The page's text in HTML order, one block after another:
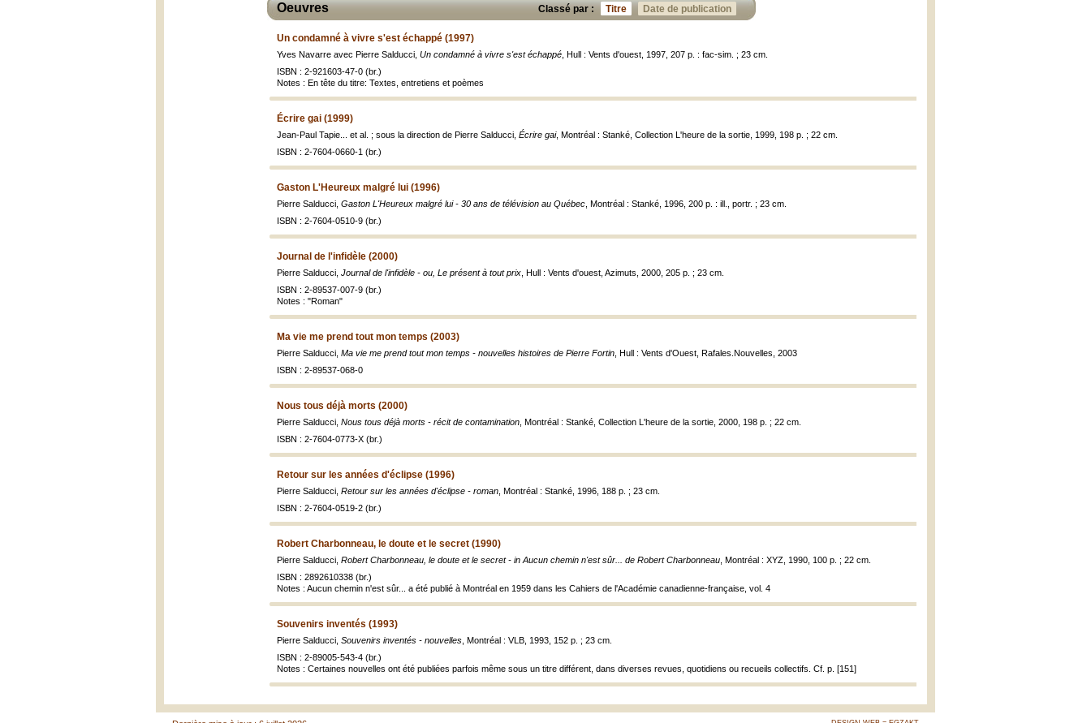
Classé par : Titre Date de publication
Oeuvres
Un condamné à vivre s'est échappé (1997)
Yves Navarre avec Pierre Salducci, Un condamné à vivre s'est échappé , Hull : Vents d'ouest, 1997, 207 p. : fac-sim. ; 23 cm.
ISBN : 2-921603-47-0 (br.)
Notes : En tête du titre: Textes, entretiens et poèmes
Écrire gai (1999)
Jean-Paul Tapie... et al. ; sous la direction de Pierre Salducci, Écrire gai, Montréal : Stanké, Collection L'heure de la sortie, 1999, 198 p. ; 22 cm.
ISBN : 2-7604-0660-1 (br.)
Gaston L'Heureux malgré lui (1996)
Pierre Salducci, Gaston L'Heureux malgré lui - 30 ans de télévision au Québec , Montréal : Stanké, 1996, 200 p. : ill., portr. ; 23 cm.
ISBN : 2-7604-0510-9 (br.)
Journal de l'infidèle (2000)
Pierre Salducci, Journal de l'infidèle - ou, Le présent à tout prix , Hull : Vents d'ouest, Azimuts, 2000, 205 p. ; 23 cm.
ISBN : 2-89537-007-9 (br.)
Notes : "Roman"
Ma vie me prend tout mon temps (2003)
Pierre Salducci, Ma vie me prend tout mon temps - nouvelles histoires de Pierre Fortin , Hull : Vents d'Ouest, Rafales.Nouvelles, 2003
ISBN : 2-89537-068-0
Nous tous déjà morts (2000)
Pierre Salducci, Nous tous déjà morts - récit de contamination , Montréal : Stanké, Collection L'heure de la sortie, 2000, 198 p. ; 22 cm.
ISBN : 2-7604-0773-X (br.)
Retour sur les années d'éclipse (1996)
Pierre Salducci, Retour sur les années d'éclipse - roman , Montréal : Stanké, 1996, 188 p. ; 23 cm.
ISBN : 2-7604-0519-2 (br.)
Robert Charbonneau, le doute et le secret (1990)
Pierre Salducci, Robert Charbonneau, le doute et le secret - in Aucun chemin n'est sûr... de Robert Charbonneau , Montréal : XYZ, 1990, 100 p. ; 22 cm.
ISBN : 2892610338 (br.)
Notes : Aucun chemin n'est sûr... a été publié à Montréal en 1959 dans les Cahiers de l'Académie canadienne-française, vol. 4
Souvenirs inventés (1993)
Pierre Salducci, Souvenirs inventés - nouvelles , Montréal : VLB, 1993, 152 p. ; 23 cm.
ISBN : 2-89005-543-4 (br.)
Notes : Certaines nouvelles ont été publiées parfois même sous un titre différent, dans diverses revues, quotidiens ou recueils collectifs. Cf. p. [151]